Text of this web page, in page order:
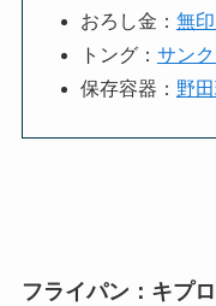
おろし金： 無
トング： サン
保存容器： 野
フライパン：キプ